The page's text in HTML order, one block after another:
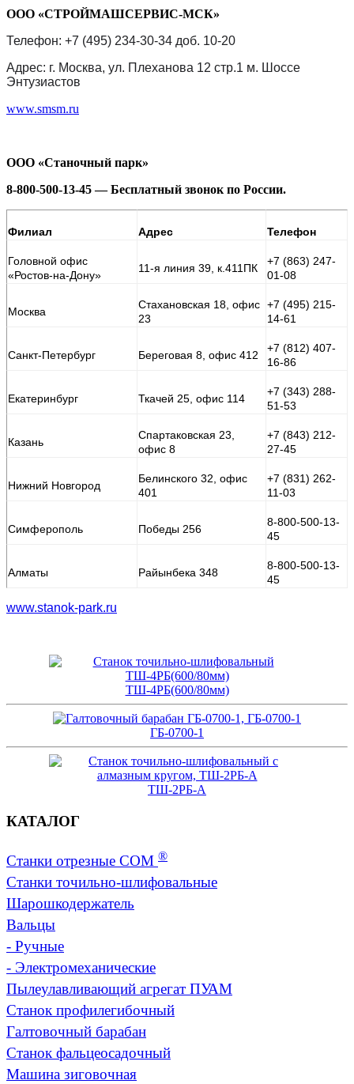
ООО «СТРОЙМАШСЕРВИС-МСК»
Телефон: +7 (495) 234-30-34 доб. 10-20
Адрес: г. Москва, ул. Плеханова 12 стр.1 м. Шоссе
Энтузиастов
www.smsm.ru
ООО «Станочный парк»
8-800-500-13-45 — Бесплатный звонок по России.
Филиал Адрес Телефон
Головной офис
«Ростов-на-Дону»
11-я линия 39, к.411ПК
+7 (863) 247-
01-08
Москва
Стахановская 18, офис
23
+7 (495) 215-
14-61
Санкт-Петербург Береговая 8, офис 412
+7 (812) 407-
16-86
Екатеринбург Ткачей 25, офис 114
+7 (343) 288-
51-53
Казань
Спартаковская 23,
офис 8
+7 (843) 212-
27-45
Нижний Новгород
Белинского 32, офис
401
+7 (831) 262-
11-03
Симферополь Победы 256
8-800-500-13-
45
Алматы Райынбека 348
8-800-500-13-
45
www.stanok-park.ru
ТШ-4РБ(600/80мм)
ГБ-0700-1
ТШ-2РБ-А
КАТАЛОГ
Станки отрезные СОМ ®
Станки точильно-шлифовальные
Шарошкодержатель
Вальцы
- Ручные
- Электромеханические
Пылеулавливающий агрегат ПУАМ
Станок профилегибочный
Галтовочный барабан
Станок фальцеосадочный
Машина зиговочная